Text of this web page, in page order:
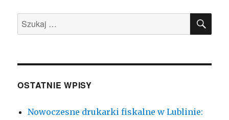
paragonów
tak
Szukaj:
OSTATNIE WPISY
Nowoczesne drukarki fiskalne w Lublinie: